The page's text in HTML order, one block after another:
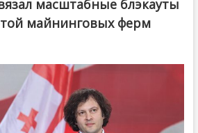
масштабные блэкауты
майнинговых ферм